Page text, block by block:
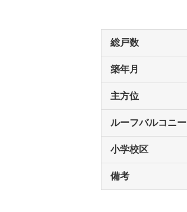
総戸数
築年月
主方位
ルーフバルコニー
小学校区
備考